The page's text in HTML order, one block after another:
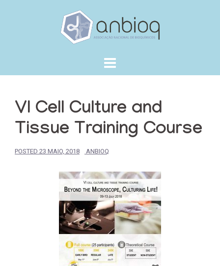
VI Cell Culture and
Tissue Training Course
POSTED 23 MAIO, 2018 ANBIOQ